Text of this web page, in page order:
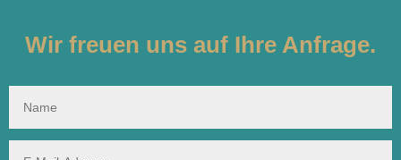
Wir freuen uns auf Ihre Anfrage.